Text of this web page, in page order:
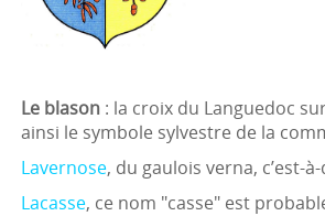
Le blason : la croix du Languedoc
ainsi le symbole sylvestre de la
Lavernose, du gaulois verna, c’est-
Lacasse, ce nom "casse" est